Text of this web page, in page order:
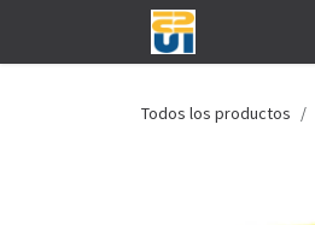
Todos los productos